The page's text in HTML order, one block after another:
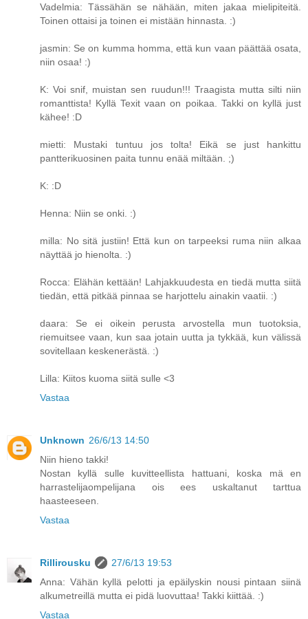
Vadelmia: Tässähän se nähään, miten jakaa mielipiteitä.
Toinen ottaisi ja toinen ei mistään hinnasta. :)
jasmin: Se on kumma homma, että kun vaan päättää osata,
niin osaa! :)
K: Voi snif, muistan sen ruudun!!! Traagista mutta silti niin
romanttista! Kyllä Texit vaan on poikaa. Takki on kyllä just
kähee! :D
mietti: Mustaki tuntuu jos tolta! Eikä se just hankittu
pantterikuosinen paita tunnu enää miltään. ;)
K: :D
Henna: Niin se onki. :)
milla: No sitä justiin! Että kun on tarpeeksi ruma niin alkaa
näyttää jo hienolta. :)
Rocca: Elähän kettään! Lahjakkuudesta en tiedä mutta siitä
tiedän, että pitkää pinnaa se harjottelu ainakin vaatii. :)
daara: Se ei oikein perusta arvostella mun tuotoksia,
riemuitsee vaan, kun saa jotain uutta ja tykkää, kun välissä
sovitellaan keskenerästä. :)
Lilla: Kiitos kuoma siitä sulle <3
Vastaa
Unknown 26/6/13 14:50
Niin hieno takki!
Nostan kyllä sulle kuvitteellista hattuani, koska mä en
harrastelijaompelijana ois ees uskaltanut tarttua
haasteeseen.
Vastaa
Rillirousku
27/6/13 19:53
Anna: Vähän kyllä pelotti ja epäilyskin nousi pintaan siinä
alkumetreillä mutta ei pidä luovuttaa! Takki kiittää. :)
Vastaa